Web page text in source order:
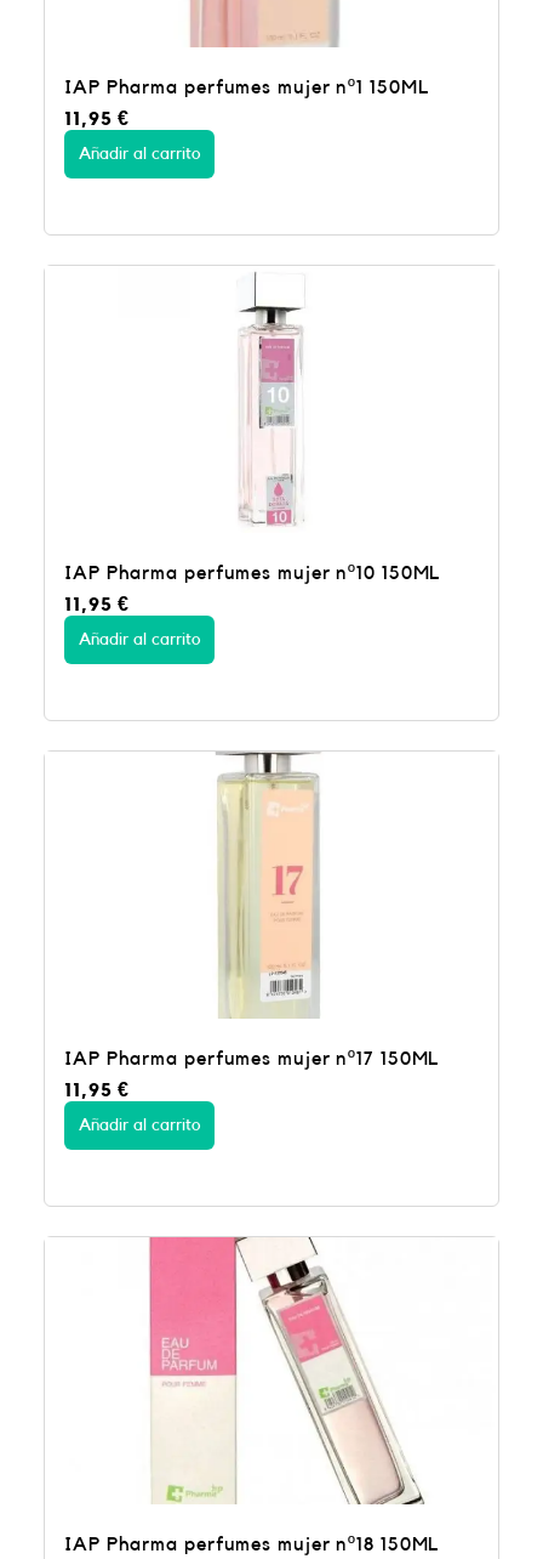
IAP Pharma perfumes mujer nº1 150ML
11,95€
Añadir al carrito
IAP Pharma perfumes mujer nº10 150ML
11,95€
Añadir al carrito
IAP Pharma perfumes mujer nº17 150ML
11,95€
Añadir al carrito
IAP Pharma perfumes mujer nº18 150ML